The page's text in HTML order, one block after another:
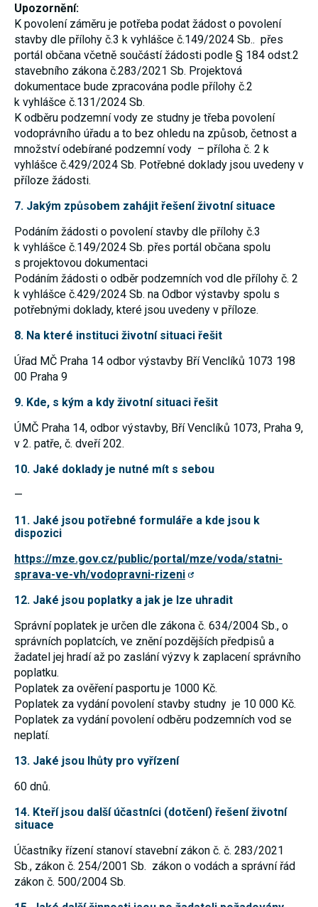
Upozornění:
K povolení záměru je potřeba podat žádost o povolení
stavby dle přílohy č.3 k vyhlášce č.149/2024 Sb.. přes
portál občana včetně součástí žádosti podle § 184 odst.2
stavebního zákona č.283/2021 Sb. Projektová
dokumentace bude zpracována podle přílohy č.2
k vyhlášce č.131/2024 Sb.
K odběru podzemní vody ze studny je třeba povolení
vodoprávního úřadu a to bez ohledu na způsob, četnost a
množství odebírané podzemní vody – příloha č. 2 k
vyhlášce č.429/2024 Sb. Potřebné doklady jsou uvedeny v
příloze žádosti.
7. Jakým způsobem zahájit řešení životní situace
Podáním žádosti o povolení stavby dle přílohy č.3
k vyhlášce č.149/2024 Sb. přes portál občana spolu
s projektovou dokumentaci
Podáním žádosti o odběr podzemních vod dle přílohy č. 2
k vyhlášce č.429/2024 Sb. na Odbor výstavby spolu s
potřebnými doklady, které jsou uvedeny v příloze.
8. Na které instituci životní situaci řešit
Úřad MČ Praha 14 odbor výstavby Bří Venclíků 1073 198
00 Praha 9
9. Kde, s kým a kdy životní situaci řešit
ÚMČ Praha 14, odbor výstavby, Bří Venclíků 1073, Praha 9,
v 2. patře, č. dveří 202.
10. Jaké doklady je nutné mít s sebou
—
11. Jaké jsou potřebné formuláře a kde jsou k
dispozici
https://mze.gov.cz/public/portal/mze/voda/statni-
sprava-ve-vh/vodopravni-rizeni
12. Jaké jsou poplatky a jak je lze uhradit
Správní poplatek je určen dle zákona č. 634/2004 Sb., o
správních poplatcích, ve znění pozdějších předpisů a
žadatel jej hradí až po zaslání výzvy k zaplacení správního
poplatku.
Poplatek za ověření pasportu je 1000 Kč.
Poplatek za vydání povolení stavby studny je 10 000 Kč.
Poplatek za vydání povolení odběru podzemních vod se
neplatí.
13. Jaké jsou lhůty pro vyřízení
60 dnů.
14. Kteří jsou další účastníci (dotčení) řešení životní
situace
Účastníky řízení stanoví stavební zákon č. č. 283/2021
Sb., zákon č. 254/2001 Sb. zákon o vodách a správní řád
zákon č. 500/2004 Sb.
ztrácíme
možnost
analýzy
výkonu a
optimalizace
našich
opatření.
Personalizované
soubory cookie
Používáme rovněž
soubory cookie a
přizpůsobili naše
webové stránky
našich návštěvníků.
Reklamní
cookies
Reklamní cookies
používáme my
abychom Vám
vhodné obsahy
třetích subjektů.
vytvářet profily
pseudonymizované
profily. Na základě
bezprostřední
používány pouze
pseudonymizované
údaje. Pokud
souhlas, nebudete
a reklam
přizpůsobených
Vašim zájmům.